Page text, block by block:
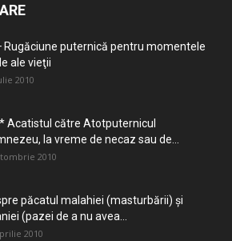
Rugăciune puternică pentru momentele
ale vieţii
2010
Acatistul către Atotputernicul
la vreme de necaz sau de...
2010
păcatul malahiei (masturbării) şi
(pazei de a nu avea...
2010